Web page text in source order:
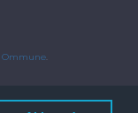
Ommune